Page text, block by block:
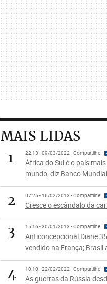
MAIS LIDAS
1
22:13 - 09/03/2022 - Compartilhe
África do Sul é o país
mundo, diz Banco Mundial
2 07:25 - 16/02/2013 - Compartilhe
Cresce o escândalo da
3 15:16 - 30/01/2013 - Compartilhe
Anticoncepcional Diane
vendido na França; Brasil
4 10:10 - 22/02/2022 - Compartilhe
As guerras da Rússia